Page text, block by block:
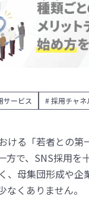
サービス # 採用チャネ
ける「若者との第
方で、SNS採用を
、母集団形成や企
なくありません。